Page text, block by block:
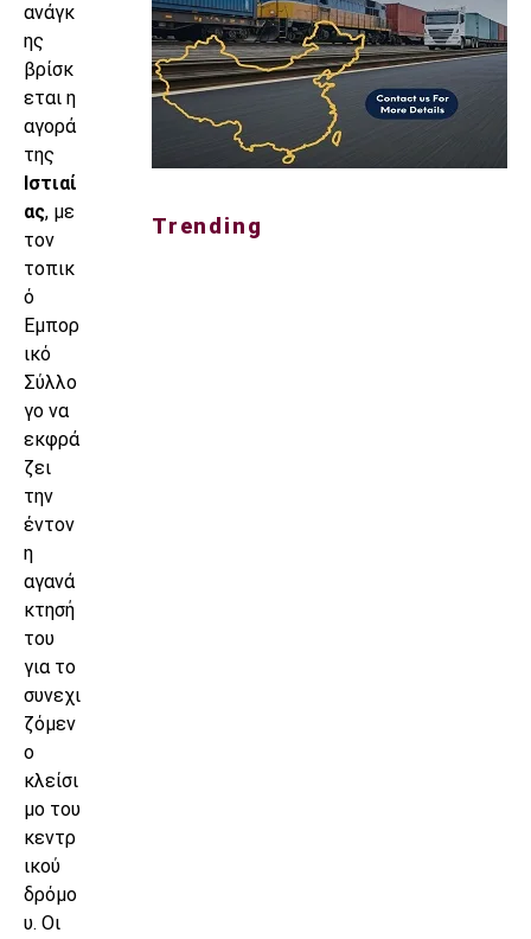
ανάγκ
ης
βρίσκ
εται η
αγορά
της
Ιστιαί
ας, με
τον
τοπικ
ό
Εμπορ
ικό
Σύλλο
γο να
εκφρά
ζει
την
έντον
η
αγανά
κτησή
του
για το
συνεχι
ζόμεν
ο
κλείσι
μο του
κεντρ
ικού
δρόμο
υ. Οι
Trending